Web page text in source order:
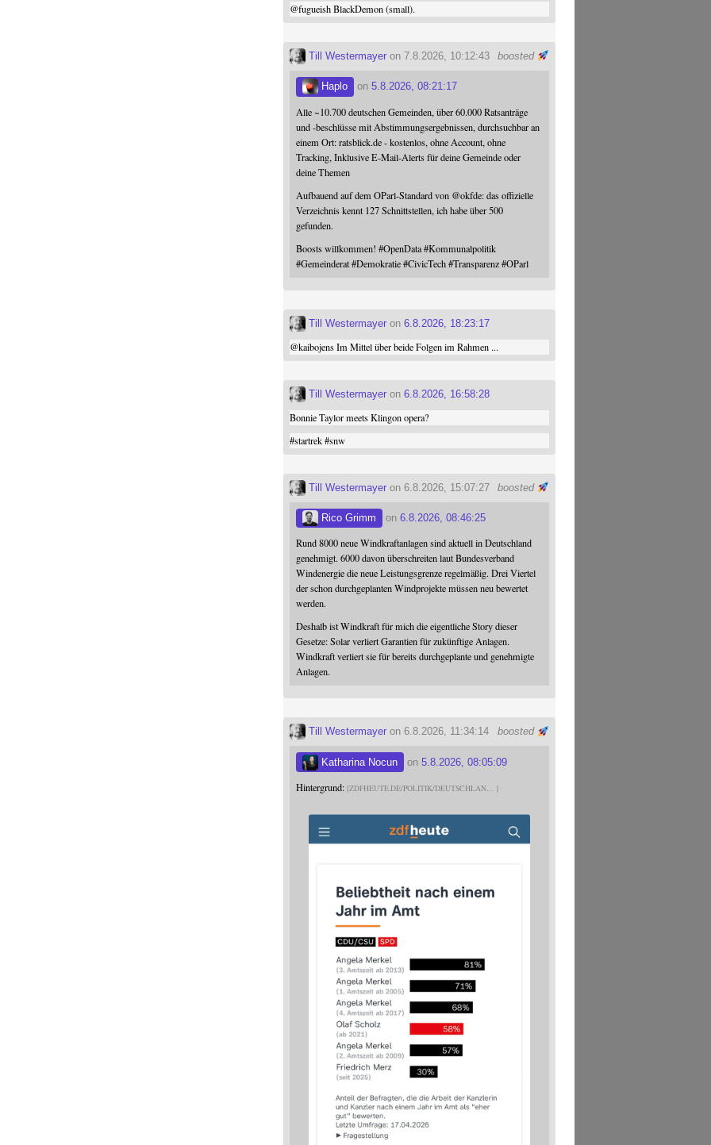
@fugueishBlackDemon (small).
boosted
Till Westermayer on 7.8.2026, 10:12:43
Haplo on5.8.2026, 08:21:17
Alle ~10.700 deutschen Gemeinden, über 60.000 Ratsanträge
und -beschlüsse mit Abstimmungsergebnissen, durchsuchbar an
einem Ort: ratsblick.de - kostenlos, ohne Account, ohne
Tracking, Inklusive E-Mail-Alerts für deine Gemeinde oder
deine Themen
Aufbauend auf dem OParl-Standard von @okfde: das offizielle
Verzeichnis kennt 127 Schnittstellen, ich habe über 500
gefunden.
Boosts willkommen!#OpenData #Kommunalpolitik
#Gemeinderat #Demokratie #CivicTech #Transparenz #OParl
Till Westermayer on6.8.2026, 18:23:17
@kaibojensIm Mittel über beide Folgen im Rahmen ...
Till Westermayer on6.8.2026, 16:58:28
Bonnie Taylor meets Klingon opera?
#startrek #snw
boosted
Till Westermayer on 6.8.2026, 15:07:27
Rico Grimm on6.8.2026, 08:46:25
Rund 8000 neue Windkraftanlagen sind aktuell in Deutschland
genehmigt. 6000 davon überschreiten laut Bundesverband
Windenergie die neue Leistungsgrenze regelmäßig. Drei Viertel
der schon durchgeplanten Windprojekte müssen neu bewertet
werden.
Deshalb ist Windkraft für mich die eigentliche Story dieser
Gesetze: Solar verliert Garantien für zukünftige Anlagen.
Windkraft verliert sie für bereits durchgeplante und genehmigte
Anlagen.
boosted
Till Westermayer on 6.8.2026, 11:34:14
Katharina Nocun on5.8.2026, 08:05:09
Hintergrund: ZDFHEUTE.DE/POLITIK/DEUTSCHLAN